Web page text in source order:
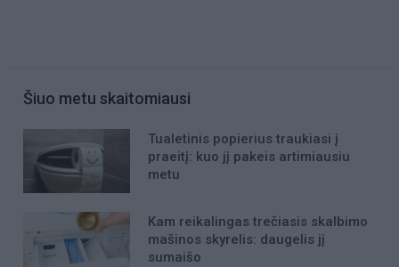
Šiuo metu skaitomiausi
Tualetinis popierius traukiasi į
praeitį: kuo jį pakeis artimiausiu
metu
Kam reikalingas trečiasis skalbimo
mašinos skyrelis: daugelis jį
sumaišo